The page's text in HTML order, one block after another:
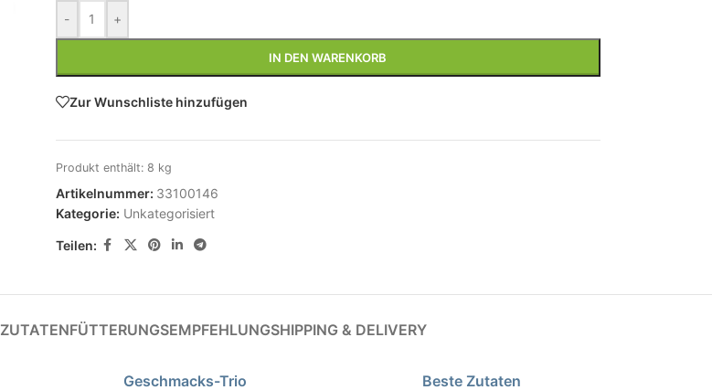
- +
IN DEN WARENKORB
Zur Wunschliste hinzufügen
Produkt enthält: 8 kg
Artikelnummer: 33100146
Kategorie: Unkategorisiert
Teilen:
ZUTATENFÜTTERUNGSEMPFEHLUNGSHIPPING & DELIVERY
Geschmacks-Trio Beste Zutaten